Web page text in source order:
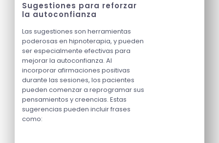
Sugestiones para reforzar
la autoconfianza
Las sugestiones son herramientas
poderosas en hipnoterapia, y pueden
ser especialmente efectivas para
mejorar la autoconfianza. Al
incorporar afirmaciones positivas
durante las sesiones, los pacientes
pueden comenzar a reprogramar sus
pensamientos y creencias. Estas
sugerencias pueden incluir frases
como: